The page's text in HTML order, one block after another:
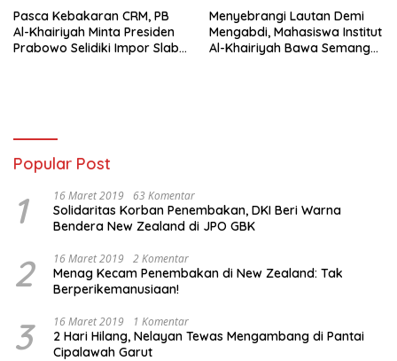
Pasca Kebakaran CRM, PB
Al-Khairiyah Minta Presiden
Prabowo Selidiki Impor Slab
Menyebrangi Lautan Demi
Mengabdi, Mahasiswa Institut
Al-Khairiyah Bawa Semangat
Popular Post
1 16 Maret 2019 63 Komentar
Solidaritas Korban Penembakan, DKI Beri Warna
Bendera New Zealand di JPO GBK
2 16 Maret 2019 2 Komentar
Menag Kecam Penembakan di New Zealand: Tak
Berperikemanusiaan!
3 16 Maret 2019 1 Komentar
2 Hari Hilang, Nelayan Tewas Mengambang di Pantai
Cipalawah Garut